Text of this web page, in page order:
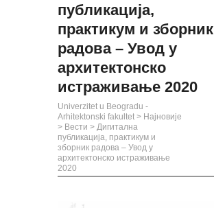
публикација,
практикум и зборник
радова – Увод у
архитектонско
истраживање 2020
Univerzitet u Beogradu -
Arhitektonski fakultet > Најновије
> Вести > Дигитална
публикација, практикум и
зборник радова – Увод у
архитектонско истраживање
2020